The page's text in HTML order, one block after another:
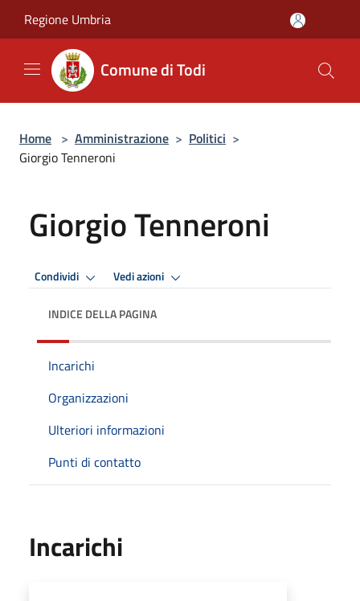
Regione Umbria
Comune di Todi
Home > Amministrazione > Politici >
Giorgio Tenneroni
Giorgio Tenneroni
Condividi Vedi azioni
INDICE DELLA PAGINA
Incarichi
Organizzazioni
Ulteriori informazioni
Punti di contatto
Incarichi